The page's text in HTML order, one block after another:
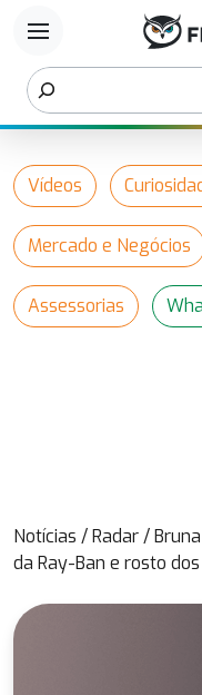
menu
Vídeos
Mercado e Negócios
Assessorias
Notícias /Radar/
da Ray-Ban e rosto